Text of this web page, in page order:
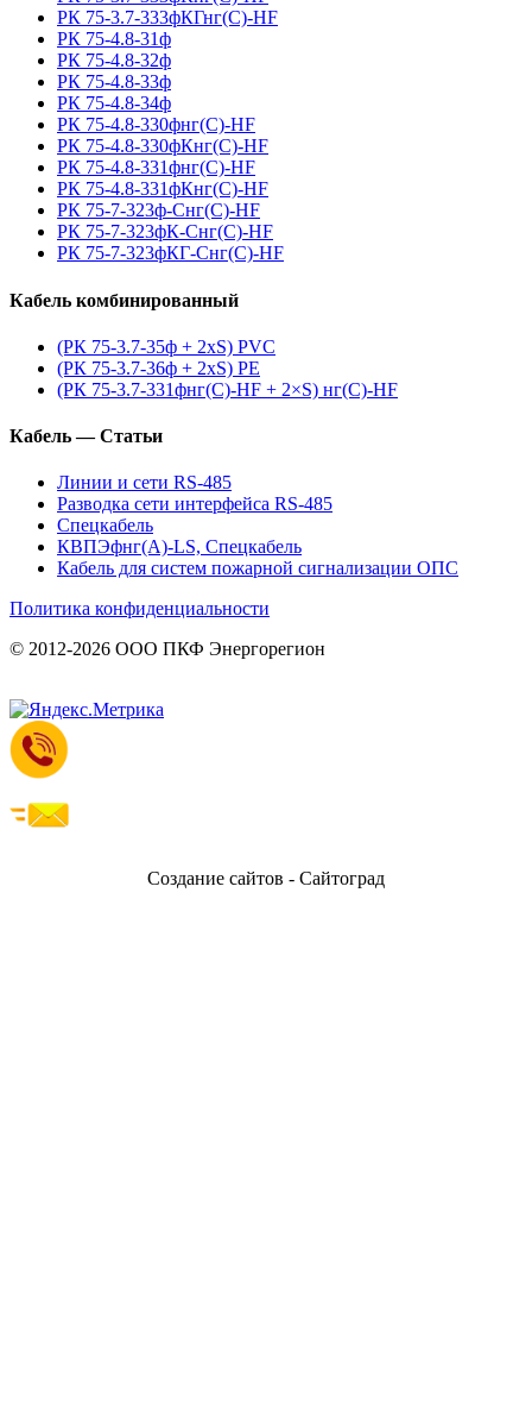
РК 75-3.7-333фКГнг(С)-HF
РК 75-4.8-31ф
РК 75-4.8-32ф
РК 75-4.8-33ф
РК 75-4.8-34ф
РК 75-4.8-330фнг(С)-HF
РК 75-4.8-330фКнг(С)-HF
РК 75-4.8-331фнг(С)-HF
РК 75-4.8-331фКнг(С)-HF
РК 75-7-323ф-Снг(С)-HF
РК 75-7-323фК-Снг(С)-HF
РК 75-7-323фКГ-Снг(С)-HF
Кабель комбинированный
(РК 75-3.7-35ф + 2xS) PVC
(РК 75-3.7-36ф + 2xS) PE
(РК 75-3.7-331фнг(С)-HF + 2×S) нг(С)-HF
Кабель — Статьи
Линии и сети RS-485
Разводка сети интерфейса RS-485
Спецкабель
КВПЭфнг(А)-LS, Спецкабель
Кабель для систем пожарной сигнализации ОПС
Политика конфиденциальности
© 2012-2026 ООО ПКФ Энергорегион
Создание сайтов - Сайтоград